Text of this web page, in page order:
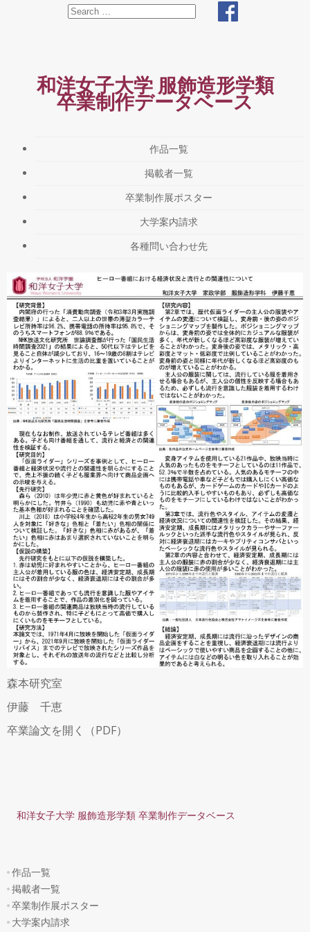
和洋女子大学 服飾造形学類
卒業制作データベース
作品一覧
掲載者一覧
卒業制作展ポスター
大学案内請求
各種問い合わせ先
森本研究室
伊藤 千恵
卒業論文を開く（PDF）
和洋女子大学 服飾造形学類 卒業制作データベース
作品一覧
掲載者一覧
卒業制作展ポスター
大学案内請求